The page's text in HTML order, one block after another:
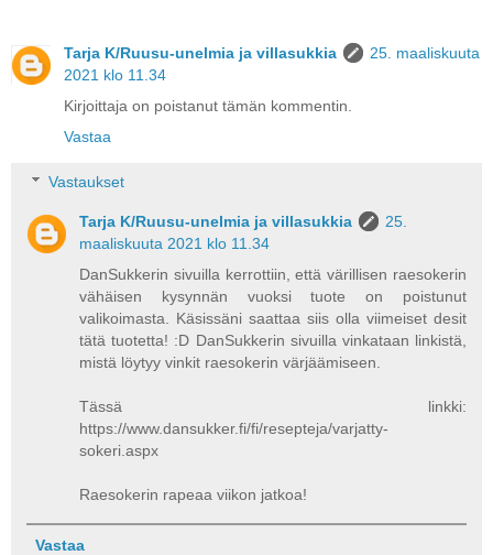
Tarja K/Ruusu-unelmia ja villasukkia
25. maaliskuuta
2021 klo 11.34
Kirjoittaja on poistanut tämän kommentin.
Vastaa
Vastaukset
Tarja K/Ruusu-unelmia ja villasukkia
25.
maaliskuuta 2021 klo 11.34
DanSukkerin sivuilla kerrottiin, että värillisen raesokerin
vähäisen kysynnän vuoksi tuote on poistunut
valikoimasta. Käsissäni saattaa siis olla viimeiset desit
tätä tuotetta! :D DanSukkerin sivuilla vinkataan linkistä,
mistä löytyy vinkit raesokerin värjäämiseen.
Tässä linkki:
https://www.dansukker.fi/fi/resepteja/varjatty-
sokeri.aspx
Raesokerin rapeaa viikon jatkoa!
Vastaa